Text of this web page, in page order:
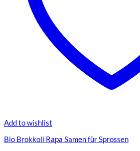
Add to wishlist
Bio Brokkoli Rapa Samen für Sprossen